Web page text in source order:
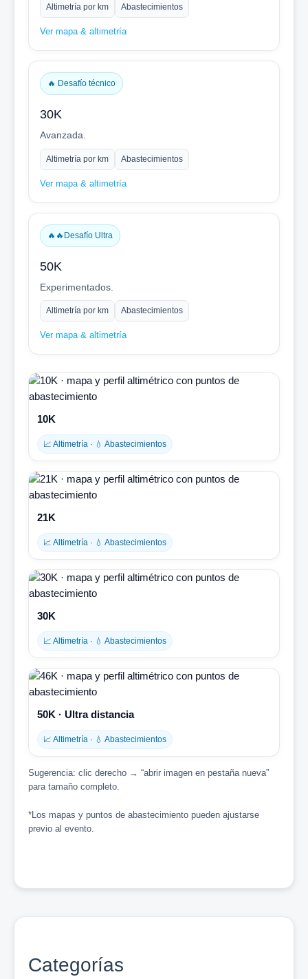
Altimetría por km Abastecimientos
Ver mapa & altimetría
🔥 Desafío técnico
30K
Avanzada.
Altimetría por km Abastecimientos
Ver mapa & altimetría
🔥🔥Desafío Ultra
50K
Experimentados.
Altimetría por km Abastecimientos
Ver mapa & altimetría
10K
📈 Altimetría · 💧 Abastecimientos
21K
📈 Altimetría · 💧 Abastecimientos
30K
📈 Altimetría · 💧 Abastecimientos
50K · Ultra distancia
📈 Altimetría · 💧 Abastecimientos
Sugerencia: clic derecho → “abrir imagen en pestaña nueva”
para tamaño completo.
*Los mapas y puntos de abastecimiento pueden ajustarse
previo al evento.
Categorías